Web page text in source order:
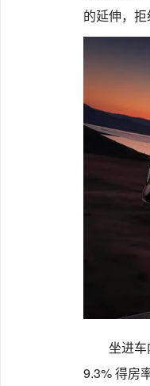
的延伸，拒
坐进车
9.3% 得房